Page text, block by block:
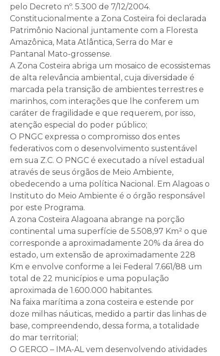
pelo Decreto nº. 5.300 de 7/12/2004.
Constitucionalmente a Zona Costeira foi declarada
Patrimônio Nacional juntamente com a Floresta
Amazônica, Mata Atlântica, Serra do Mar e
Pantanal Mato-grossense.
A Zona Costeira abriga um mosaico de ecossistemas
de alta relevância ambiental, cuja diversidade é
marcada pela transição de ambientes terrestres e
marinhos, com interações que lhe conferem um
caráter de fragilidade e que requerem, por isso,
atenção especial do poder público;
O PNGC expressa o compromisso dos entes
federativos com o desenvolvimento sustentável
em sua Z.C. O PNGC é executado a nível estadual
através de seus órgãos de Meio Ambiente,
obedecendo a uma política Nacional. Em Alagoas o
Instituto do Meio Ambiente é o órgão responsável
por este Programa.
A zona Costeira Alagoana abrange na porção
continental uma superfície de 5.508,97 Km² o que
corresponde a aproximadamente 20% da área do
estado, um extensão de aproximadamente 228
Km e envolve conforme a lei Federal 7.661/88 um
total de 22 municípios e uma população
aproximada de 1.600.000 habitantes.
Na faixa marítima a zona costeira e estende por
doze milhas náuticas, medido a partir das linhas de
base, compreendendo, dessa forma, a totalidade
do mar territorial;
O GERCO – IMA-AL vem desenvolvendo atividades